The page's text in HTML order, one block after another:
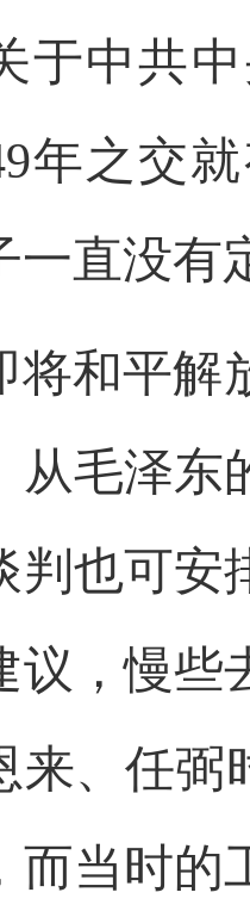
于中共
年之交
一直没有
将和平解
从毛泽东
判也可安
议，慢些
来、任弼
而当时的